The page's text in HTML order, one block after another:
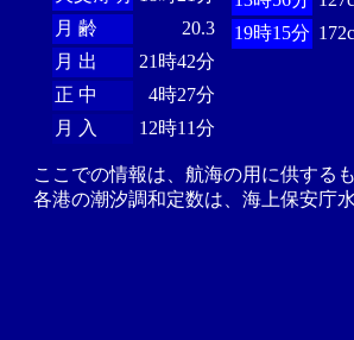
月 齢
20.3
月 出
21時42分
正 中
4時27分
月 入
12時11分
19時15分
ここでの情報は、航海の用に供する
各港の潮汐調和定数は、海上保安庁